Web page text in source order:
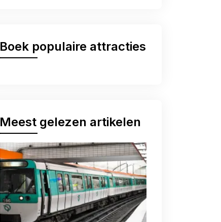
Boek populaire attracties
Meest gelezen artikelen